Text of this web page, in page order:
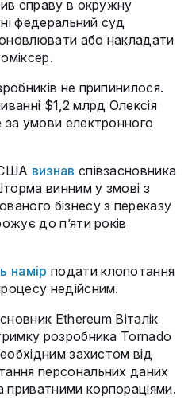
справу в окружну
федеральний суд
або накладати
не припинилося.
$1,2 млрд Олексія
за умови електронного
США визнав співзасновника
винним у змові з
бізнесу з переказу
до п’яти років
намір подати клопотання
недійсним.
Ethereum Віталік
розробника Tornado
захистом від
персональних даних
корпораціями.